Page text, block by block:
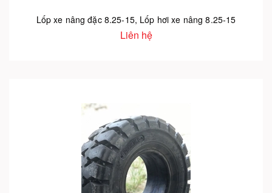
Lốp xe nâng đặc 8.25-15, Lốp hơi xe nâng 8.25-15
Liên hệ